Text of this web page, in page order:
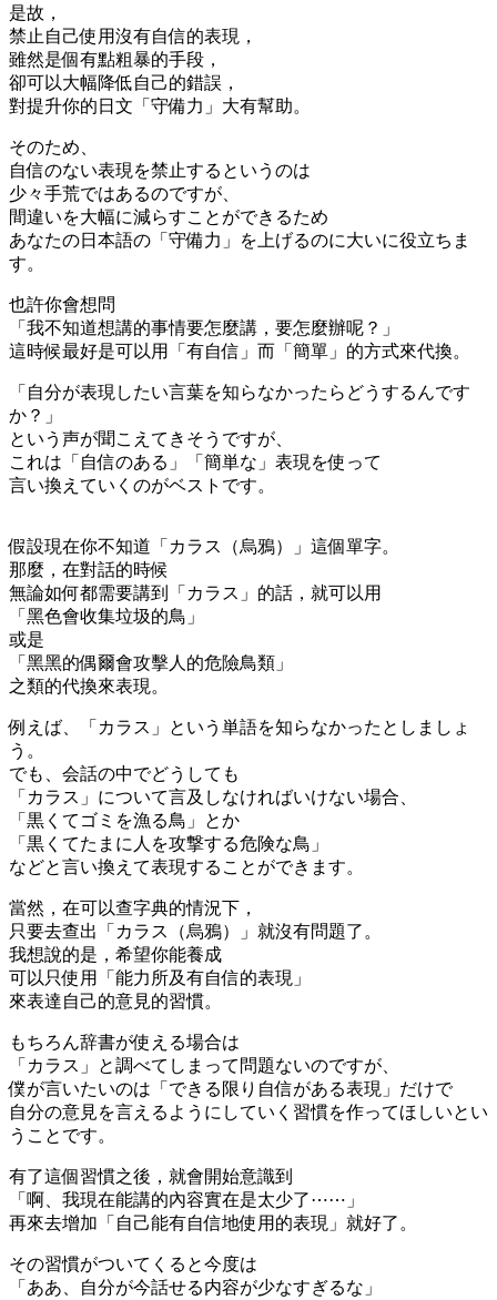
是故，
禁止自己使用沒有自信的表現 ，
雖然是個有點粗暴的手段，
卻可以大幅降低自己的錯誤，
對提升你的日文「守備力」大有幫助。
そのため、
自信のない表現を禁止するというのは
少々手荒ではあるのですが、
間違いを大幅に減らすことができるため
あなたの日本語の「守備力」を上げるのに大いに役立ちま
す。
也許你會想問
「我不知道想講的事情要怎麼講，要怎麼辦呢？」
這時候最好是可以用「有自信」而「簡單」的方式來代換。
「自分が表現したい言葉を知らなかったらどうするんです
か？」
という声が聞こえてきそうですが、
これは「自信のある」「簡単な」表現を使って
言い換えていくのがベストです。
假設現在你不知道「カラス（烏鴉）」這個單字。
那麼，在對話的時候
無論如何都需要講到「カラス」的話，就可以用
「黑色會收集垃圾的鳥」
或是
「黑黑的偶爾會攻擊人的危險鳥類」
之類的代換來表現。
例えば、「カラス」という単語を知らなかったとしましょ
う。
でも、会話の中でどうしても
「カラス」について言及しなければいけない場合、
「黒くてゴミを漁る鳥」とか
「黒くてたまに人を攻撃する危険な鳥」
などと言い換えて表現することができます。
當然，在可以查字典的情況下，
只要去查出「カラス（烏鴉）」就沒有問題了。
我想說的是，希望你能養成
可以只使用「能力所及有自信的表現」
來表達自己的意見的習慣。
もちろん辞書が使える場合は
「カラス」と調べてしまって問題ないのですが、
僕が言いたいのは「できる限り自信がある表現」だけで
自分の意見を言えるようにしていく習慣を作ってほしいとい
うことです。
有了這個習慣之後，就會開始意識到
「啊、我現在能講的內容實在是太少了⋯⋯」
再來去增加「自己能有自信地使用的表現」就好了。
その習慣がついてくると今度は
「ああ、自分が今話せる内容が少なすぎるな」